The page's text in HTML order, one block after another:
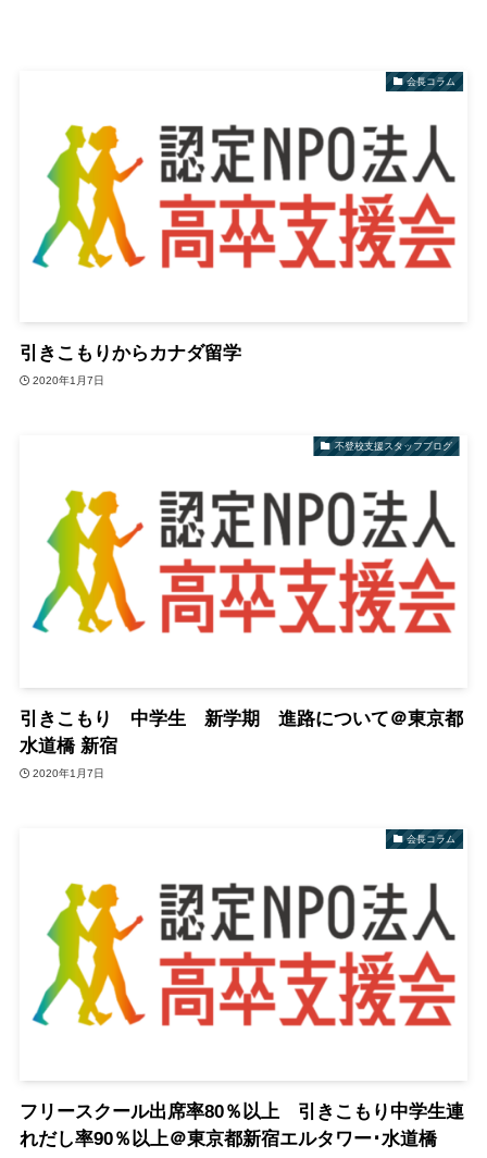
会長コラム
引きこもりからカナダ留学
2020年1月7日
不登校支援スタッフブログ
引きこもり 中学生 新学期 進路について＠東京都
水道橋 新宿
2020年1月7日
会長コラム
フリースクール出席率80％以上 引きこもり中学生連
れだし率90％以上＠東京都新宿エルタワー･水道橋